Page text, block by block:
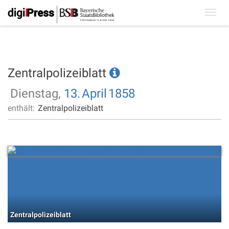
Zentralpolizeiblatt
Dienstag, 13.April 1858
enthält: Zentralpolizeiblatt
Zentralpolizeiblatt